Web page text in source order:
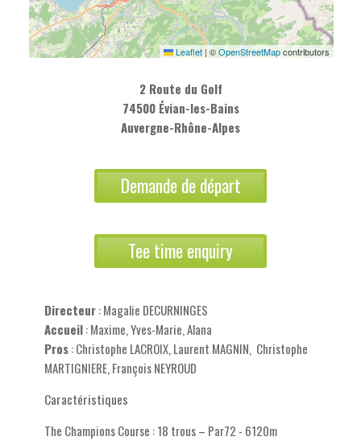
Leaflet | ©OpenStreetMapcontributors
2 Route du Golf
74500 Évian-les-Bains
Auvergne-Rhône-Alpes
Demande de départ
Tee time enquiry
Directeur: Magalie DECURNINGES
Accueil: Maxime, Yves-Marie, Alana
Pros: Christophe LACROIX, Laurent MAGNIN, Christophe
MARTIGNIERE, François NEYROUD
Caractéristiques
The Champions Course : 18 trous – Par72 - 6120m